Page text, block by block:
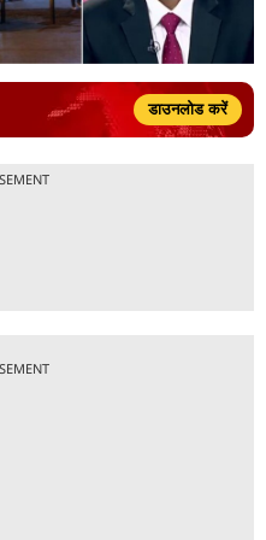
डाउनलोड करें